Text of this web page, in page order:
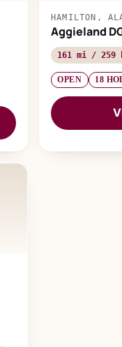
HAMILTON,
Aggieland
161 mi / 259
OPEN 18